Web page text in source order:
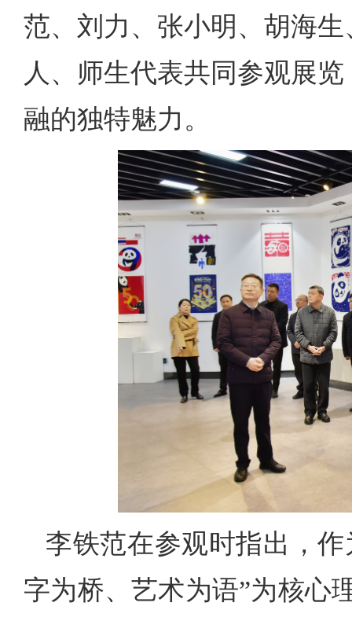
范、刘力、张小明、胡海
人、师生代表共同参观展
融的独特魅力。
李铁范在参观时指出，
字为桥、艺术为语”为核心